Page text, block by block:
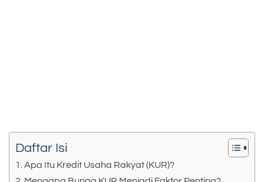
Daftar Isi
Apa Itu Kredit Usaha Rakyat (KUR)?